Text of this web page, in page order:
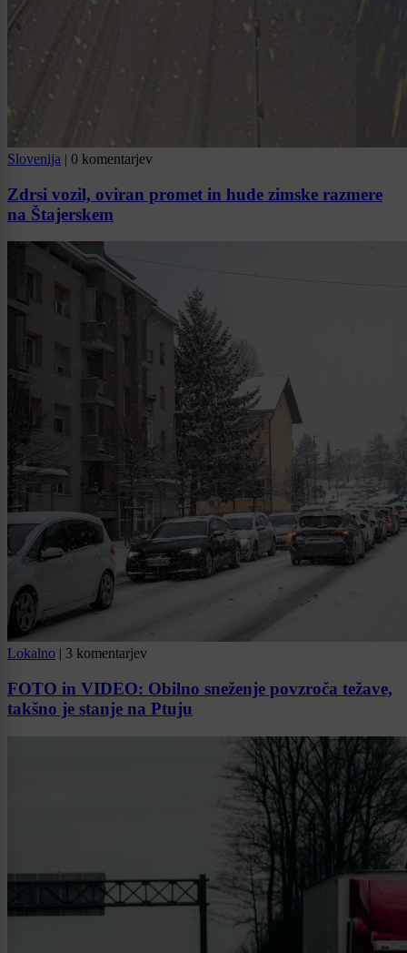
Slovenija | 0 komentarjev
Zdrsi vozil, oviran promet in hude zimske razmere
na Štajerskem
Lokalno | 3 komentarjev
FOTO in VIDEO: Obilno sneženje povzroča težave,
takšno je stanje na Ptuju